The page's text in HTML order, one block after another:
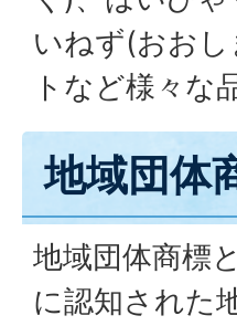
いねず(おお
トなど様々な
地域団体
地域団体商標
に認知された